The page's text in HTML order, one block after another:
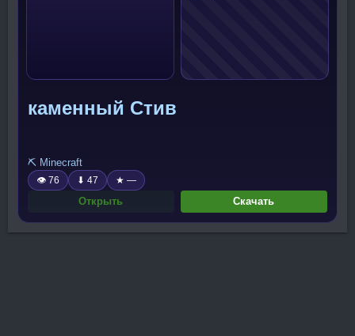
каменный Стив
⛏️ Minecraft
👁 76 ⬇ 47 ★ —
Открыть Скачать